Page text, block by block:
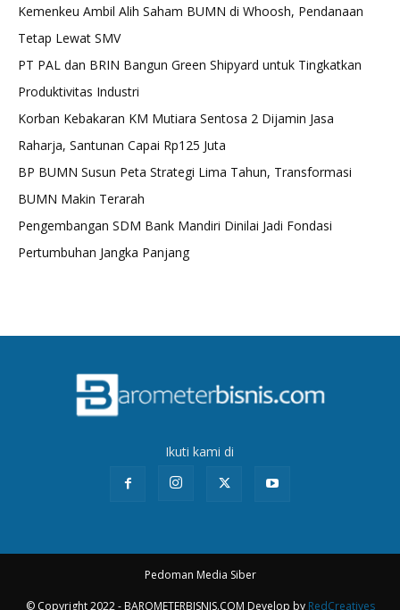
Kemenkeu Ambil Alih Saham BUMN di Whoosh, Pendanaan
Tetap Lewat SMV
PT PAL dan BRIN Bangun Green Shipyard untuk Tingkatkan
Produktivitas Industri
Korban Kebakaran KM Mutiara Sentosa 2 Dijamin Jasa
Raharja, Santunan Capai Rp125 Juta
BP BUMN Susun Peta Strategi Lima Tahun, Transformasi
BUMN Makin Terarah
Pengembangan SDM Bank Mandiri Dinilai Jadi Fondasi
Pertumbuhan Jangka Panjang
Ikuti kami di
Pedoman Media Siber
© Copyright 2022 - BAROMETERBISNIS.COM Develop by RedCreatives